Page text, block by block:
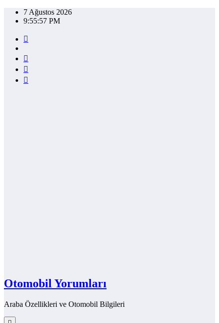
İçeriğe7 Ağustos 2026
9:55:58 PM
Otomobil Yorumları
Araba Özellikleri ve Otomobil Bilgileri